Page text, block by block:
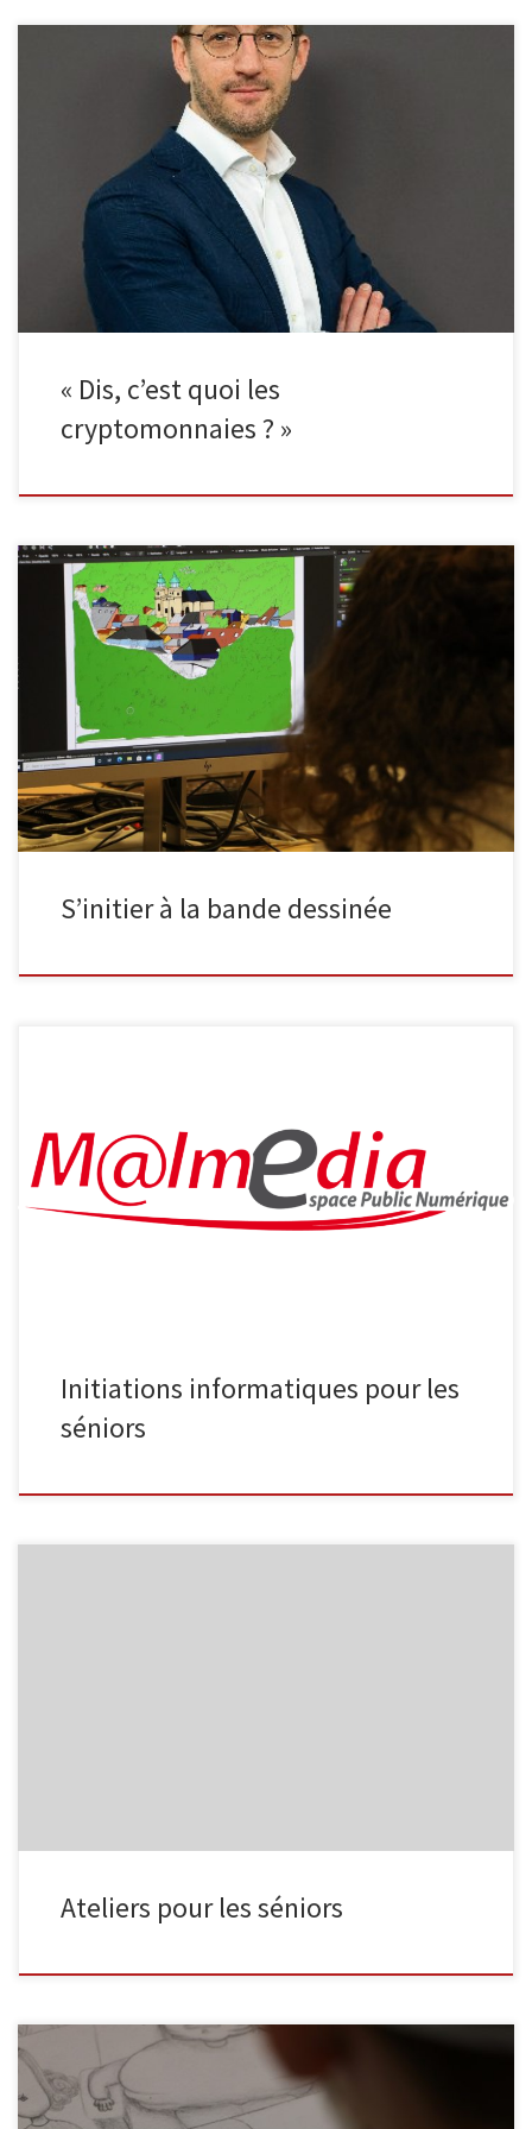
Rendez-vous le lundi 3 octobre à 18h30 au Malmundarium pour
assister à la conférence-débat du journaliste Gilles Quoistiaux
(L’Echo, Trends-Tendances, RTBF…) autour de son dernier ouvrage
sur les cryptomonnaies. Accessible à tous, la présentation se veut
courte et concise pour laisser la place aux questions du public ainsi
qu’aux dédicaces. […]
« Dis, c’est quoi les
cryptomonnaies ? »
Un stage d’initiation à la bande dessinée vous est proposé à la
bibliothèque de Malmedy du 01 au 05 août 2022 (de 9 à 12h).
Vous pourrez apprendre les bases de la réalisation d’une BD avec
l’auteur Robert Paquet : scénario, découpage, dessin, encrage et
mise en couleur sur ordinateur. […]
S’initier à la bande dessinée
Malmedy propose aux séniors les ateliers suivants : Découverte
d’Internet Découvrez Internet et ses bases : recherche
d’information, envoi de courrier électronique … 4 séances
organisées les vendredis 22/04, 29/04, 06/05 et 13/05, de 9h30 à
11h30 Smartphone et tablette […]
Initiations informatiques pour les
séniors
Ateliers pour les séniors